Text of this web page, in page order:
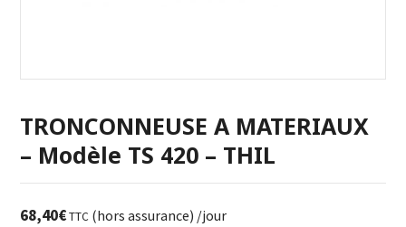
TRONCONNEUSE A MATERIAUX
– Modèle TS 420 – THIL
68,40€ TTC (hors assurance) /jour